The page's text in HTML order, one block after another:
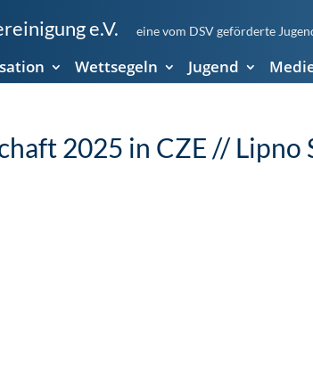
e.V. eine vom DSV geförderte
Wettsegeln Jugend
2025 in CZE // Lipno